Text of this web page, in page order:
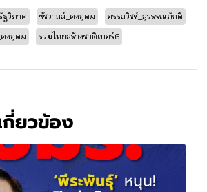
ฐวิภาค ชัชวาลล์_คงอุดม
อรรถวิชช์_สุวรรณภักดี
งอุดม รวมไทยสร้างชาติเบอร์6
กี่ยวข้อง